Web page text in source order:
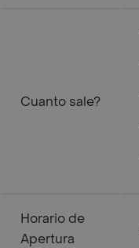
Cuanto sale?
Horario de
Apertura